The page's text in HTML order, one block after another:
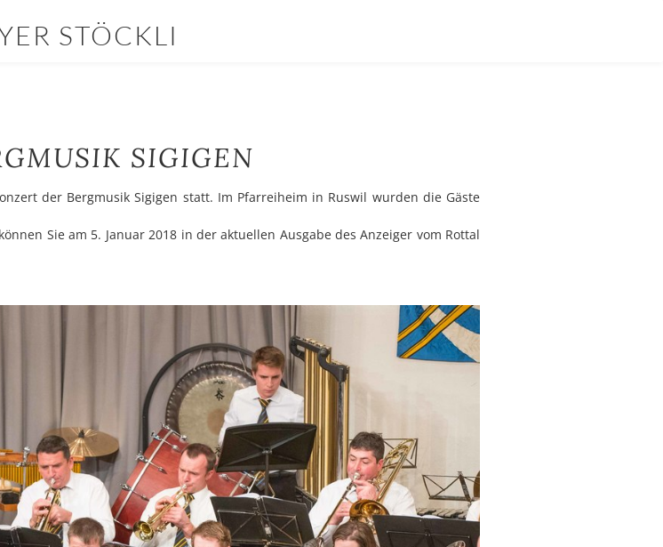
STÖCKLI
SIGIGEN
der Bergmusik Sigigen statt. Im Pfarreiheim in Ruswil wurden die Gäste
Sie am 5. Januar 2018 in der aktuellen Ausgabe des Anzeiger vom Rottal